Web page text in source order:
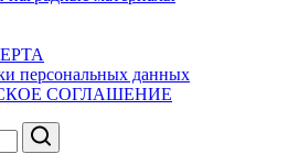
персональных данных
СОГЛАШЕНИЕ